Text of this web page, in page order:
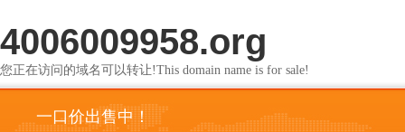
4006009958.org
您正在访问的域名可以转让!This domain name is for sale!
一口价出售中！